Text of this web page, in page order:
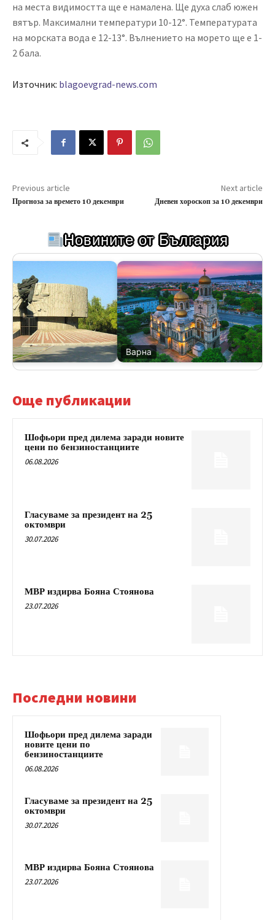
на места видимостта ще е намалена. Ще духа слаб южен
вятър. Максимални температури 10-12°. Температурата
на морската вода е 12-13°. Вълнението на морето ще е 1-
2 бала.
Източник: blagoevgrad-news.com
Previous article
Прогноза за времето 10 декември
Next article
Дневен хороскоп за 10 декември
Новините от България
Варна
Още публикации
Шофьори пред дилема заради новите
цени по бензиностанциите
06.08.2026
Гласуваме за президент на 25
октомври
30.07.2026
МВР издирва Бояна Стоянова
23.07.2026
Последни новини
Шофьори пред дилема заради
новите цени по
бензиностанциите
06.08.2026
Гласуваме за президент на 25
октомври
30.07.2026
МВР издирва Бояна Стоянова
23.07.2026